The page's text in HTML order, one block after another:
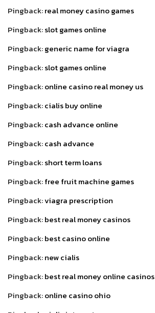
Pingback:real money casino games
Pingback:slot games online
Pingback:generic name for viagra
Pingback:slot games online
Pingback:online casino real money us
Pingback:cialis buy online
Pingback:cash advance online
Pingback:cash advance
Pingback:short term loans
Pingback:free fruit machine games
Pingback:viagra prescription
Pingback:best real money casinos
Pingback:best casino online
Pingback:new cialis
Pingback:best real money online casinos
Pingback:online casino ohio